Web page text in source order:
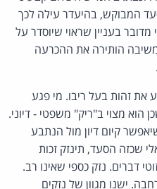
המבוקש, בהיעדר עילה לכך
מדובר בעניין שראוי שיוסדר על
הותירה את ההכרעה
את זהות בעל ריבו. מי פגע
הוא מצוי ב"ריק" משפטי - דיוני.
קיום דיון מול הנתבע
שכזה הסעד, תינזק זכות
דברים. נזק כספי שאינו רב.
ישנו מגוון של נזקים